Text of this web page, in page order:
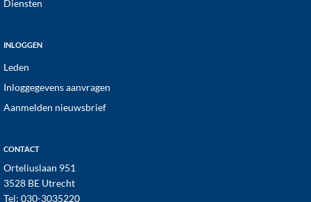
Diensten
INLOGGEN
Leden
Inloggegevens aanvragen
Aanmelden nieuwsbrief
CONTACT
Orteliuslaan 951
3528 BE Utrecht
Tel: 030-3035220